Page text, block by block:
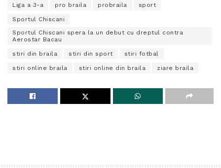
Liga a 3-a pro braila probraila sport
Sportul Chiscani
Sportul Chiscani spera la un debut cu dreptul contra
Aerostar Bacau
stiri din braila stiri din sport stiri fotbal
stiri online braila stiri online din braila ziare braila